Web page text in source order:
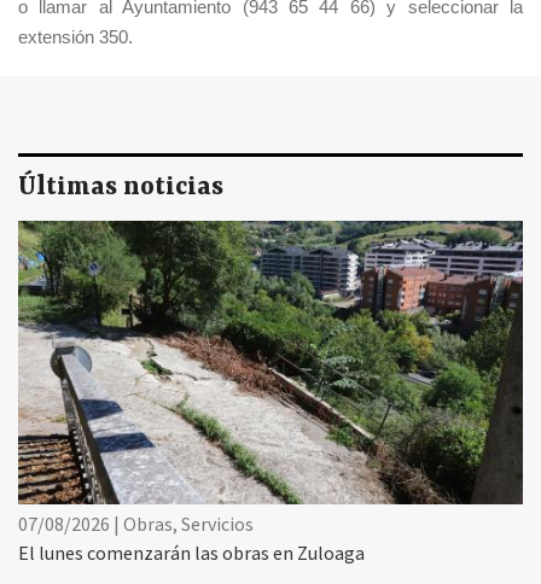
o llamar al Ayuntamiento (943 65 44 66) y seleccionar la
extensión 350.
Últimas noticias
07/08/2026 | Obras, Servicios
El lunes comenzarán las obras en Zuloaga